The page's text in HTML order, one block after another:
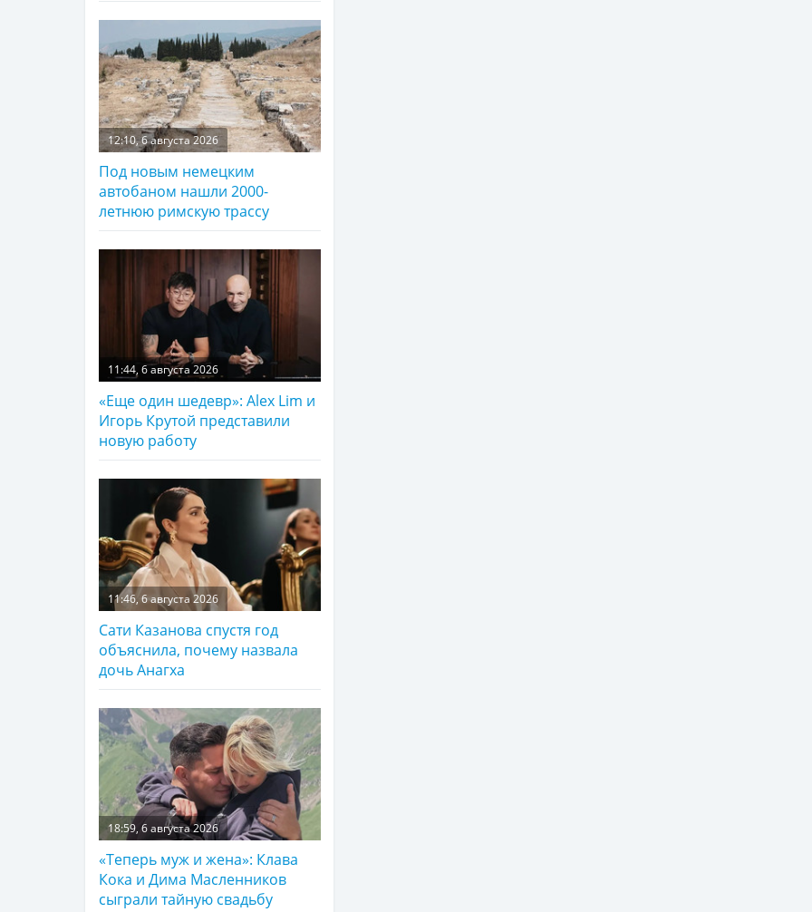
12:10, 6 августа 2026
Под новым немецким
автобаном нашли 2000-
летнюю римскую трассу
11:44, 6 августа 2026
«Еще один шедевр»: Alex Lim и
Игорь Крутой представили
новую работу
11:46, 6 августа 2026
Сати Казанова спустя год
объяснила, почему назвала
дочь Анагха
18:59, 6 августа 2026
«Теперь муж и жена»: Клава
Кока и Дима Масленников
сыграли тайную свадьбу